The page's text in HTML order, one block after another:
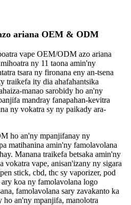
ariana OEM & ODM
vape OEM/ODM azo ariana
ny 11 taona amin'ny
tsara ny fironana eny an-tsena
traikefa ity dia ahafahantsika
manao sarobidy ho an'ny
mandray fanapahan-kevitra
ny vokatra sy ny paikady ara-
ho an'ny mpanjifanay ny
matihanina amin'ny famolavolana
Manana traikefa betsaka amin'ny
vokatra vape, anisan'izany ny sigara
stick, cbd, thc sy vaporizer, pod
koa ny famolavolana logo
famolavolana sary zavakanto ka
ho an'ny mpanjifa, manolotra